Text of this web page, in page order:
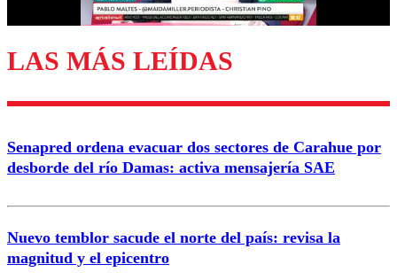
Enviar comentario
LAS MÁS LEÍDAS
Senapred ordena evacuar dos sectores de Carahue por
desborde del río Damas: activa mensajería SAE
Nuevo temblor sacude el norte del país: revisa la
magnitud y el epicentro